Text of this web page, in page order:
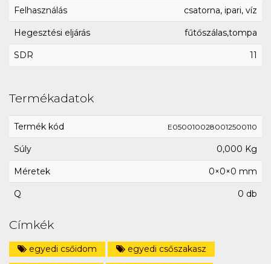
Felhasználás csatorna, ipari, víz
Hegesztési eljárás fűtőszálas,tompa
SDR 11
Termékadatok
Termék kód E0500100280012500110
Súly 0,000 Kg
Méretek 0×0×0 mm
Q 0 db
Címkék
egyedi csőidom
egyedi csőszakasz